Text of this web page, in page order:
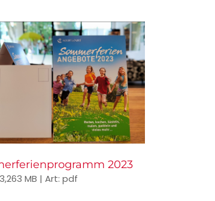
2023
MB | Art: pdf